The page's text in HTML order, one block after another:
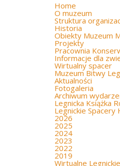
Home
O muzeum
Struktura
Historia
Obiekty Muzeum
Projekty
Pracownia
Informacje dla
Wirtualny spacer
Muzeum Bitwy
Aktualności
Fotogaleria
Archiwum
Legnicka Książka
Legnickie Spacery
2026
2025
2024
2023
2022
2019
Wirtualne